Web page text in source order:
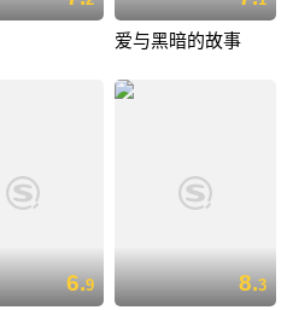
爱与黑暗的故事
6.9 8.3